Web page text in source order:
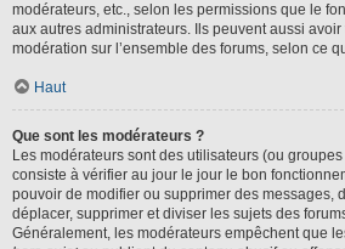
modérateurs, etc., selon les permissions que le
aux autres administrateurs. Ils peuvent aussi
modération sur l’ensemble des forums, selon ce
Haut
Que sont les modérateurs ?
Les modérateurs sont des utilisateurs (ou groupes
consiste à vérifier au jour le jour le bon
pouvoir de modifier ou supprimer des messages,
déplacer, supprimer et diviser les sujets des
Généralement, les modérateurs empêchent que